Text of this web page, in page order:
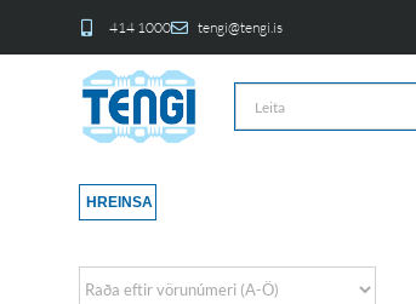
414 1000 tengi@tengi.is
HREINSA
Sort Products